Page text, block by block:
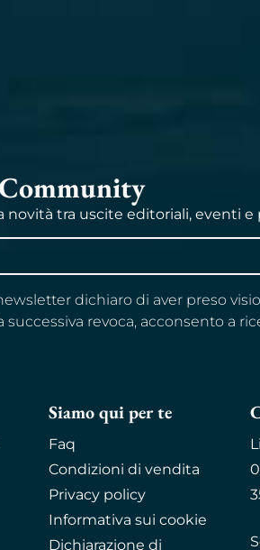
novità tra uscite editoriali, eventi e
dichiaro di aver preso
successiva revoca, acconsento a
Siamo qui per te
Faq
Condizioni di vendita
Privacy policy
Informativa sui cookie
Dichiarazione di